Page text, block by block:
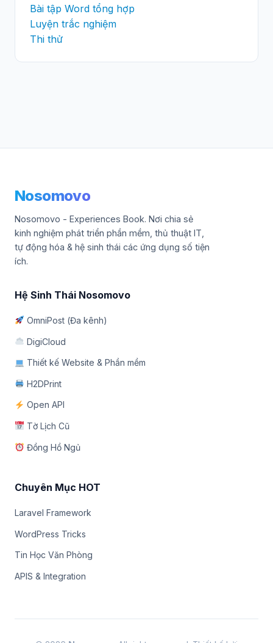
Bài tập Word tổng hợp
Luyện trắc nghiệm
Thi thử
Nosomovo
Nosomovo - Experiences Book. Nơi chia sẻ
kinh nghiệm phát triển phần mềm, thủ thuật IT,
tự động hóa & hệ sinh thái các ứng dụng số tiện
ích.
Hệ Sinh Thái Nosomovo
OmniPost (Đa kênh)
DigiCloud
Thiết kế Website & Phần mềm
H2DPrint
Open API
Tờ Lịch Cũ
Đồng Hồ Ngủ
Chuyên Mục HOT
Laravel Framework
WordPress Tricks
Tin Học Văn Phòng
APIS & Integration